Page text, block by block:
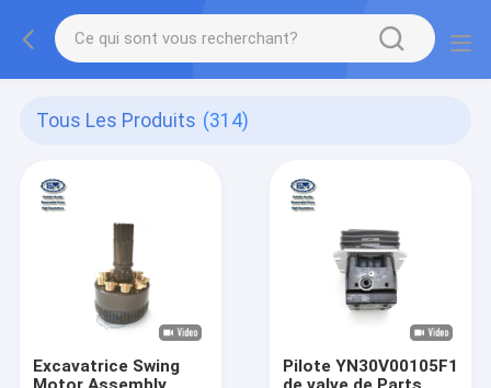
Tous Les Produits (314)
Excavatrice Swing
Pilote YN30V00105F1